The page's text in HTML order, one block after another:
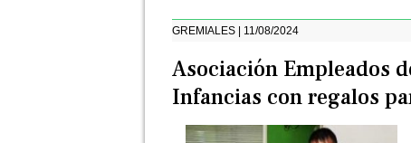
GREMIALES | 11/08/2024
Asociación Empleados
Infancias con regalos